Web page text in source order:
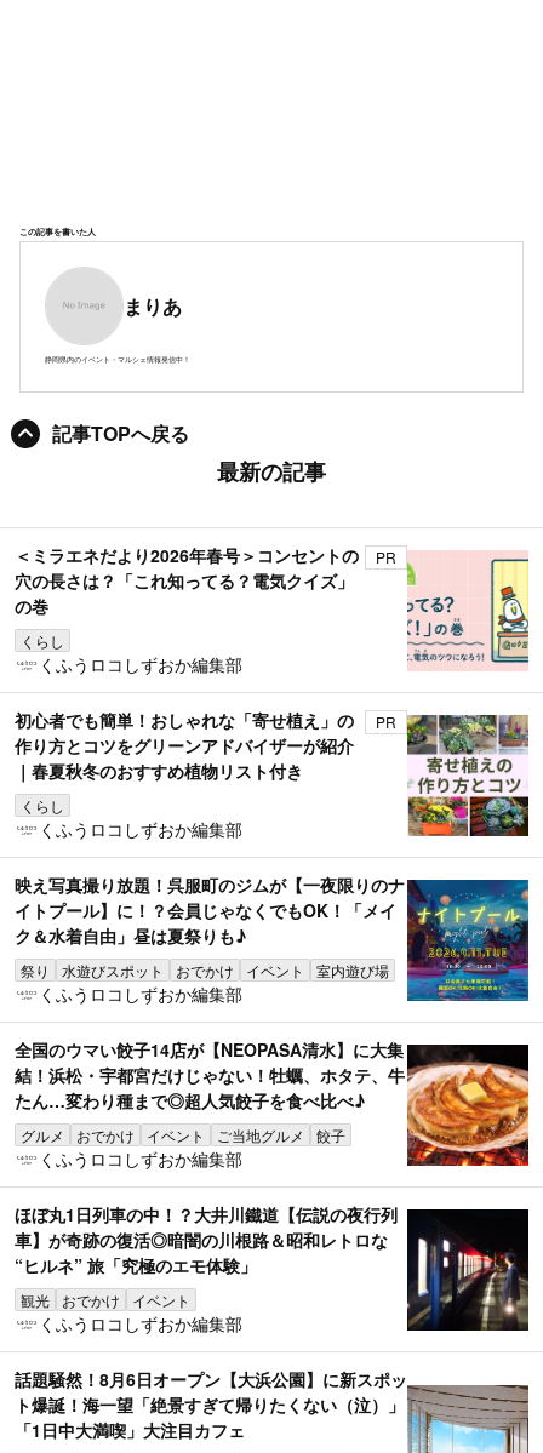
この記事を書いた人
まりあ
静岡県内のイベント・マルシェ情報発信中！
記事TOPへ戻る
最新の記事
＜ミラエネだより2026年春号＞コンセントの
穴の長さは？「これ知ってる？電気クイズ」
の巻
くらし
PR
くふうロコしずおか編集部
初心者でも簡単！おしゃれな「寄せ植え」の
作り方とコツをグリーンアドバイザーが紹介
｜春夏秋冬のおすすめ植物リスト付き
くらし
PR
くふうロコしずおか編集部
映え写真撮り放題！呉服町のジムが【一夜限りのナ
イトプール】に！？会員じゃなくでもOK！「メイ
ク＆水着自由」昼は夏祭りも♪
祭り 水遊びスポット おでかけ イベント 室内遊び場
くふうロコしずおか編集部
全国のウマい餃子14店が【NEOPASA清水】に大集
結！浜松・宇都宮だけじゃない！牡蠣、ホタテ、牛
たん…変わり種まで◎超人気餃子を食べ比べ♪
グルメ おでかけ イベント ご当地グルメ 餃子
くふうロコしずおか編集部
ほぼ丸1日列車の中！？大井川鐵道【伝説の夜行列
車】が奇跡の復活◎暗闇の川根路＆昭和レトロな
“ヒルネ” 旅「究極のエモ体験」
観光 おでかけ イベント
くふうロコしずおか編集部
話題騒然！8月6日オープン【大浜公園】に新スポッ
ト爆誕！海一望「絶景すぎて帰りたくない（泣）」
「1日中大満喫」大注目カフェ